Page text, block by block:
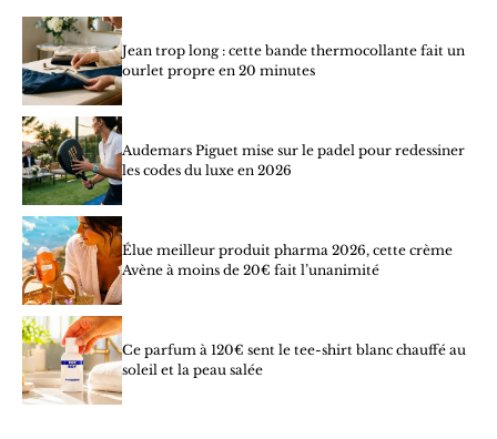
Jean trop long : cette bande thermocollante fait un
ourlet propre en 20 minutes
Audemars Piguet mise sur le padel pour redessiner
les codes du luxe en 2026
Élue meilleur produit pharma 2026, cette crème
Avène à moins de 20€ fait l’unanimité
Ce parfum à 120€ sent le tee-shirt blanc chauffé au
soleil et la peau salée